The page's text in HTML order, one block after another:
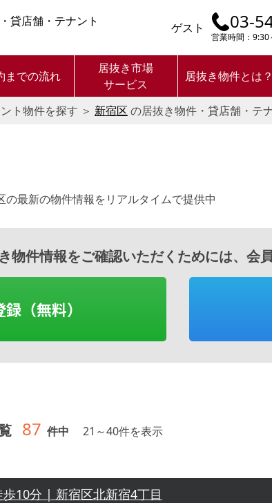
貸店舗・テナント
ゲスト 03-
営業時間：
までの流れ
居抜き市場
サービス
居抜き物件とは？
ト物件を探す ＞ 新宿区 の居抜き物件・貸店舗・テ
最新の物件情報をリアルタイムで提供中
物件情報をご確認いただくためには、会
（無料）
87 件中 21 ～40件を表示
10分 | 新宿区北新宿4丁目